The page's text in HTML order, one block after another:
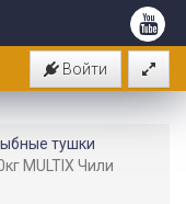
Войти
тушки
MULTIX Чили